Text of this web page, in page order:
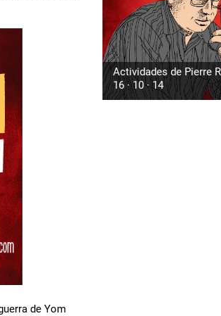
de Yom
Actividades de Pierre
16 · 10 · 14